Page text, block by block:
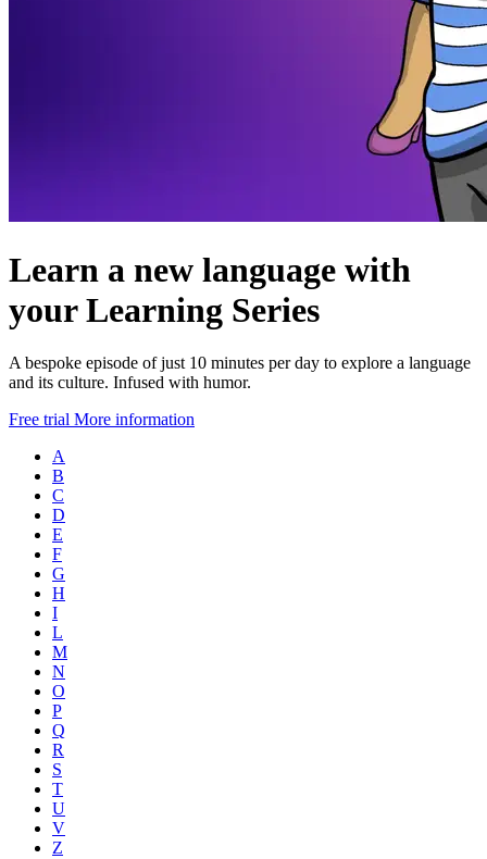
Learn a new language with
your Learning Series
A bespoke episode of just 10 minutes per day to explore a language
and its culture. Infused with humor.
Free trial More information
A
B
C
D
E
F
G
H
I
L
M
N
O
P
Q
R
S
T
U
V
Z